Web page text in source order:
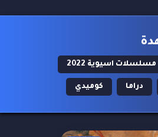
مسلسلات اسيوية 2022
دراما كوميدي